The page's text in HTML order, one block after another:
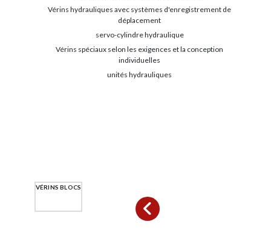
Vérins hydrauliques avec systèmes d'enregistrement de
déplacement
servo-cylindre hydraulique
Vérins spéciaux selon les exigences et la conception
individuelles
unités hydrauliques
VÉRINS BLOCS